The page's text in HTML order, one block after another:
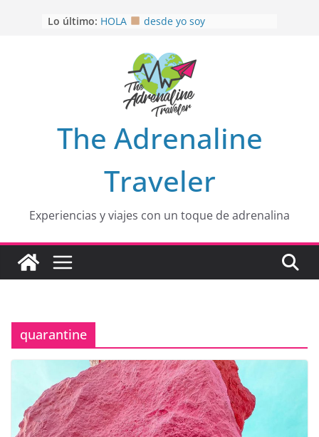
Lo último: HOLA
desde yo soy
EL SENDERO DEL CACAO: Excelente
opción
HOSPEDAJE AL NATURALSHH !!
OTRA PERSPECTIVA de RÍO EL
MULITO!
The Adrenaline
Traveler
Experiencias y viajes con un toque de adrenalina
quarantine